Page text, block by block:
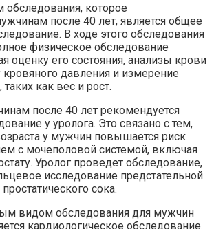
которое
после 40 лет, является общее
В ходе этого обследования
физическое обследование
оценку его состояния, анализы крови
давления и измерение
таких как вес и рост.
после 40 лет рекомендуется
у уролога. Это связано с тем,
у мужчин повышается риск
с мочеполовой системой, включая
Уролог проведет обследование,
исследование предстательной
сока.
видом обследования для мужчин
кардиологическое обследование.